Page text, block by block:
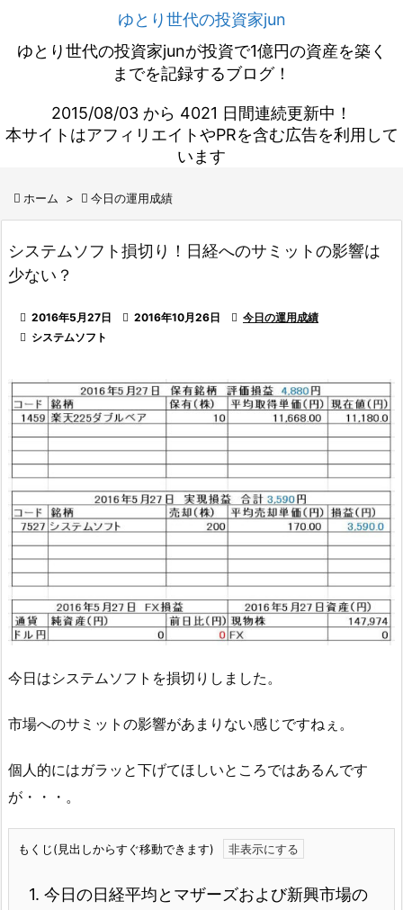
ゆとり世代の投資家jun
ゆとり世代の投資家junが投資で1億円の資産を築く
までを記録するブログ！
2015/08/03 から 4021 日間連続更新中！
本サイトはアフィリエイトやPRを含む広告を利用して
います
 ホーム >  今日の運用成績
システムソフト損切り！日経へのサミットの影響は
少ない？
 2016年5月27日  2016年10月26日  今日の運用成績
 システムソフト
今日はシステムソフトを損切りしました。
市場へのサミットの影響があまりない感じですねぇ。
個人的にはガラッと下げてほしいところではあるんです
が・・・。
もくじ(見出しからすぐ移動できます)
1. 今日の日経平均とマザーズおよび新興市場の